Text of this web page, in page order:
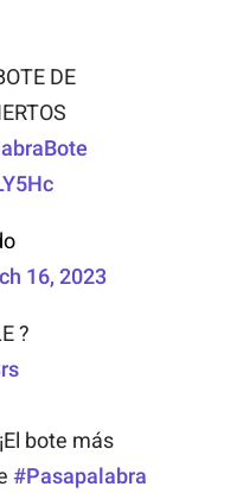
DE
16, 2023
?
bote más
#Pasapalabra